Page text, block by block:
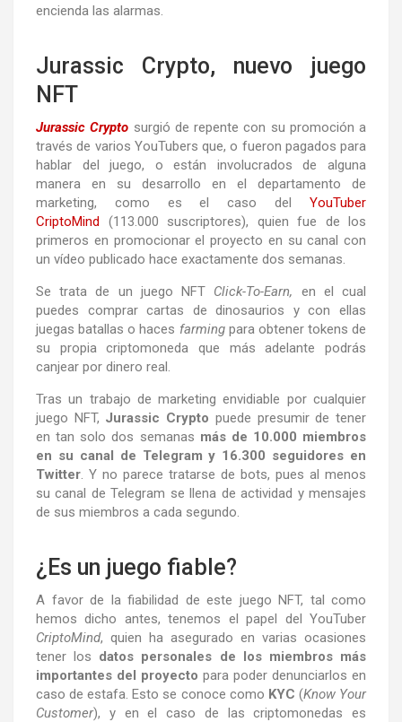
encienda las alarmas.
Jurassic Crypto, nuevo juego
NFT
Jurassic Crypto surgió de repente con su promoción a
través de varios YouTubers que, o fueron pagados para
hablar del juego, o están involucrados de alguna
manera en su desarrollo en el departamento de
marketing, como es el caso del YouTuber
CriptoMind (113.000 suscriptores), quien fue de los
primeros en promocionar el proyecto en su canal con
un vídeo publicado hace exactamente dos semanas.
Se trata de un juego NFT Click-To-Earn, en el cual
puedes comprar cartas de dinosaurios y con ellas
juegas batallas o haces farmingpara obtener tokens de
su propia criptomoneda que más adelante podrás
canjear por dinero real.
Tras un trabajo de marketing envidiable por cualquier
juego NFT, Jurassic Crypto puede presumir de tener
en tan solo dos semanas más de 10.000 miembros
en su canal de Telegram y 16.300 seguidores en
Twitter. Y no parece tratarse de bots, pues al menos
su canal de Telegram se llena de actividad y mensajes
de sus miembros a cada segundo.
¿Es un juego fiable?
A favor de la fiabilidad de este juego NFT, tal como
hemos dicho antes, tenemos el papel del YouTuber
CriptoMind, quien ha asegurado en varias ocasiones
tener los datos personales de los miembros más
importantes del proyecto para poder denunciarlos en
caso de estafa. Esto se conoce como KYC (Know Your
Customer), y en el caso de las criptomonedas es